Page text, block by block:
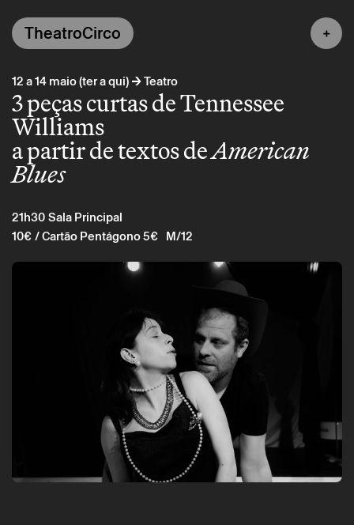
12 a 14 maio (ter a qui)→Teatro
3 peças curtas de Tennessee
Williams
a partir de textos deAmerican
Blues
21h30Sala Principal
10€/ Cartão Pentágono 5€ M/12
TheatroCirco